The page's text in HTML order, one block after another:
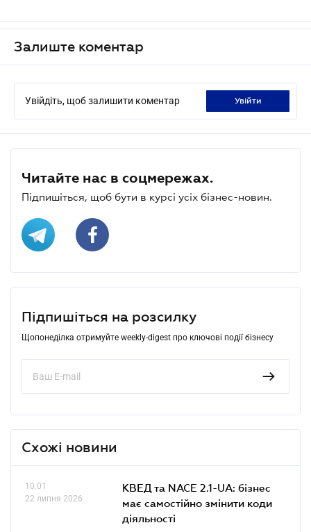
Залиште коментар
Увійдіть, щоб залишити коментар увійти
Читайте нас в соцмережах.
Підпишіться, щоб бути в курсі усіх бізнес-новин.
Підпишіться на розсилку
Щопонеділка отримуйте weekly-digest про ключові події бізнесу
Схожі новини
10.01
22 липня 2026
КВЕД та NACE 2.1-UA: бізнес
має самостійно змінити коди
діяльності